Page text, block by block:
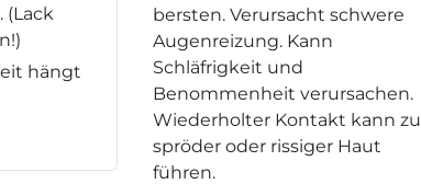
hängt
bersten. Verursacht schwere
Augenreizung. Kann
Schläfrigkeit und
Benommenheit verursachen.
Wiederholter Kontakt kann zu
spröder oder rissiger Haut
führen.